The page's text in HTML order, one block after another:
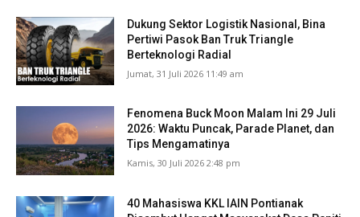
Dukung Sektor Logistik Nasional, Bina
Pertiwi Pasok Ban Truk Triangle
Berteknologi Radial
Jumat, 31 Juli 2026 11:49 am
Fenomena Buck Moon Malam Ini 29 Juli
2026: Waktu Puncak, Parade Planet, dan
Tips Mengamatinya
Kamis, 30 Juli 2026 2:48 pm
40 Mahasiswa KKL IAIN Pontianak